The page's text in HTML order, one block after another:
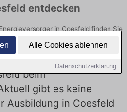
Alle Cookies ablehnen
Datenschutzerklärung
entdecken
in Coesfeld finden Sie
Sie freie Optionen von Top-
sich noch heute.
beim
gibt es keine
Ausbildung in Coesfeld